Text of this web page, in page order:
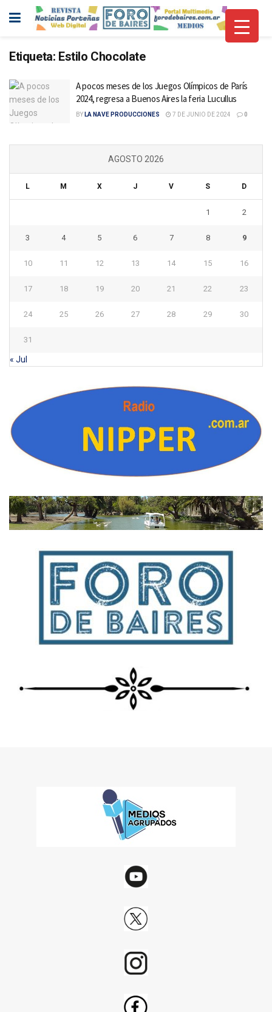
Etiqueta: Estilo Chocolate
A pocos meses de los Juegos Olímpicos de París
2024, regresa a Buenos Aires la feria Lucullus
BY LA NAVE PRODUCCIONES 7 DE JUNIO DE 2024 0
AGOSTO 2026
L M X J V S D
1 2
3 4 5 6 7 8 9
10 11 12 13 14 15 16
17 18 19 20 21 22 23
24 25 26 27 28 29 30
31
« Jul